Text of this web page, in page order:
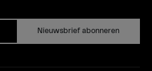
Nieuwsbrief abonneren